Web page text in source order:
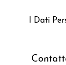
I Dati